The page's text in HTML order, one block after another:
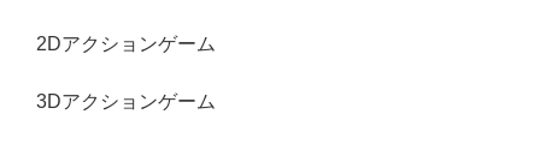
2Dアクションゲーム
3Dアクションゲーム